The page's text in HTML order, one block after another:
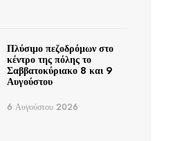
Πλύσιμο πεζοδρόμων στο
κέντρο της πόλης το
Σαββατοκύριακο 8 και 9
Αυγούστου
6 Αυγούστου 2026